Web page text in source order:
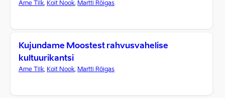
Arne Tilk, Koit Nook, Martti Rõigas
Kujundame Moostest rahvusvahelise
kultuurikantsi
Arne Tilk, Koit Nook, Martti Rõigas